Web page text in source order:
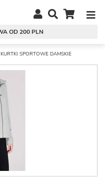
OD 200 PLN
KURTKI SPORTOWE DAMSKIE